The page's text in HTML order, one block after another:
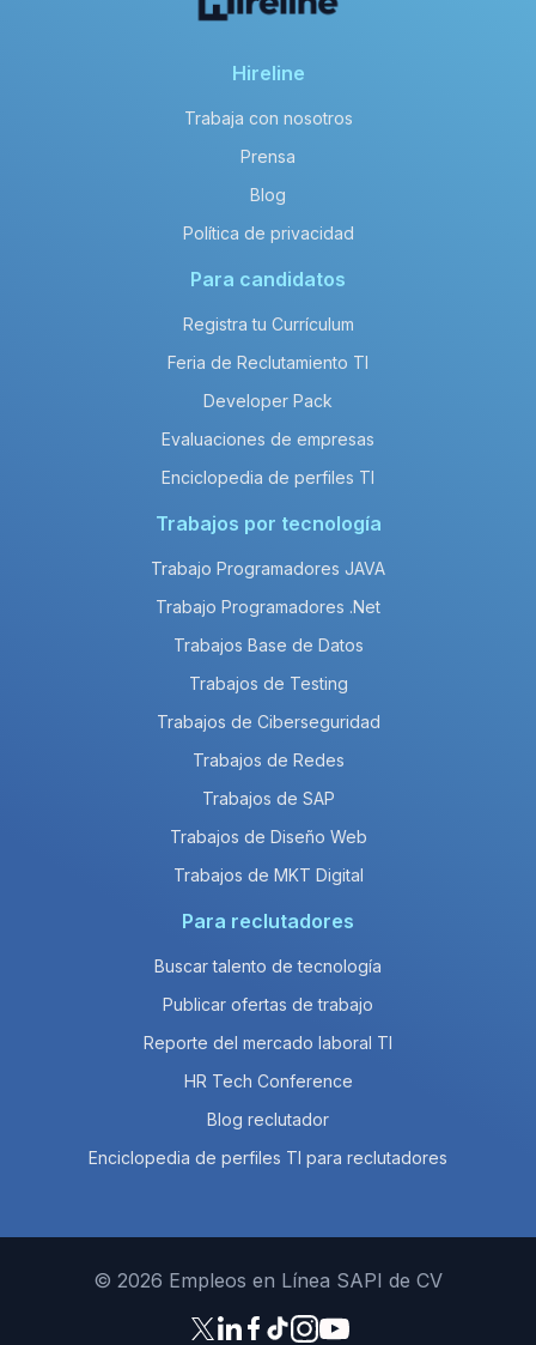
Hireline
Trabaja con nosotros
Prensa
Blog
Política de privacidad
Para candidatos
Registra tu Currículum
Feria de Reclutamiento TI
Developer Pack
Evaluaciones de empresas
Enciclopedia de perfiles TI
Trabajos por tecnología
Trabajo Programadores JAVA
Trabajo Programadores .Net
Trabajos Base de Datos
Trabajos de Testing
Trabajos de Ciberseguridad
Trabajos de Redes
Trabajos de SAP
Trabajos de Diseño Web
Trabajos de MKT Digital
Para reclutadores
Buscar talento de tecnología
Publicar ofertas de trabajo
Reporte del mercado laboral TI
HR Tech Conference
Blog reclutador
Enciclopedia de perfiles TI para reclutadores
© 2026 Empleos en Línea SAPI de CV